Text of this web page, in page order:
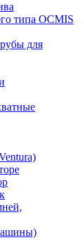
типа OCMIS
для